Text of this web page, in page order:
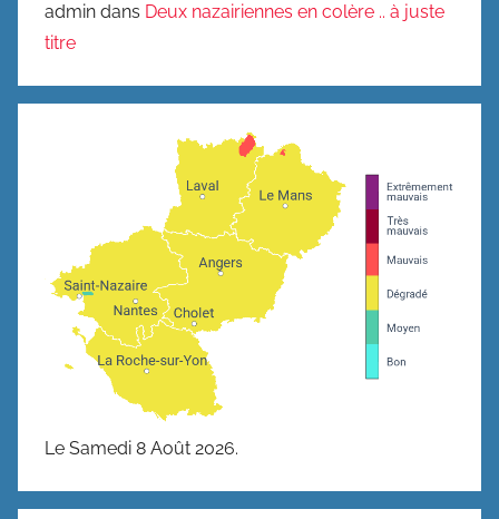
admin dans Deux nazairiennes en colère .. à juste
titre
Le Samedi 8 Août 2026.